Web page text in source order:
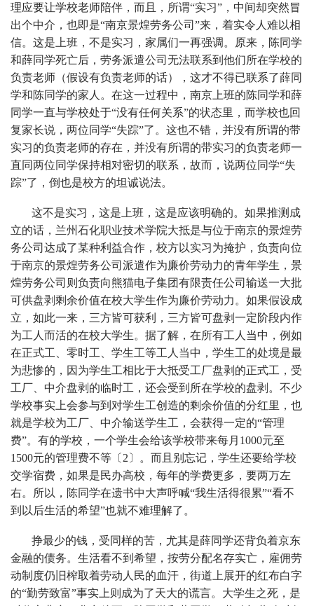
理应要让学校老师陪伴，而且，所谓“实习”，中间却突然冒
出个中介，也即是“南京景煌劳务公司”来，着实令人难以相
信。这是上班，不是实习，家属们一再强调。原来，陈同学
和薛同学死亡后，劳务派遣公司无法联系到他们所在学校的
负责老师（假设有负责老师的话），这才不得已联系了薛同
学和陈同学的家人。在这一过程中，南京上班的陈同学和薛
同学一直与学校处于“没有任何关系”的状态里，而学校也回
复家长说，两位同学“失踪”了。这也不错，并没有所谓的带
实习的负责老师的存在，并没有所谓的带实习的负责老师一
直同两位同学保持相对密切的联系，故而，说两位同学“失
踪”了，倒也是校方的坦诚说法。
这不是实习，这是上班，这是应该明确的。如果推测成
立的话，兰州石化职业技术学院大抵是与位于南京的景煌劳
务公司达成了某种利益合作，校方以实习为掩护，负责向位
于南京的景煌劳务公司派遣作为廉价劳动力的青年学生，景
煌劳务公司则负责向熊猫电子集团有限责任公司输送一大批
可供盘剥剩余价值在校大学生作为廉价劳动力。如果假设成
立，如此一来，三方皆可获利，三方皆可盘剥一定阶段内作
为工人而活的在校大学生。据了解，在所有工人当中，例如
在正式工、零时工、学生工等工人当中，学生工的处境是最
为悲惨的，因为学生工相比于大抵受工厂盘剥的正式工，受
工厂、中介盘剥的临时工，还会受到所在学校的盘剥。不少
学校事实上会参与到对学生工创造的剩余价值的分红里，也
就是学校为工厂、中介输送学生工，会获得一定的“管理
费”。有的学校，一个学生会给该学校带来每月1000元至
1500元的管理费不等〔2〕。而且别忘记，学生还要给学校
交学宿费，如果是民办高校，每年的学费更多，要两万左
右。所以，陈同学在遗书中大声呼喊“我生活得很累”“看不
到以后生活的希望”也就不难理解了。
挣最少的钱，受同样的苦，尤其是薛同学还背负着京东
金融的债务。生活看不到希望，按劳分配名存实亡，雇佣劳
动制度仍旧榨取着劳动人民的血汗，街道上展开的红布白字
的“勤劳致富”事实上则成为了天大的谎言。大学生之死，是